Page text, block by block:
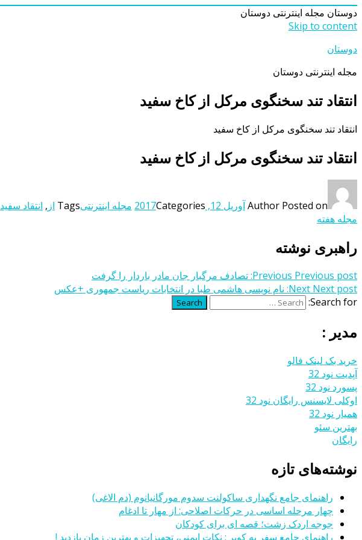
دوستان مجله اینترنتی دوستان
Skip to content
دوستان
مجله اینترنتی دوستان
انتقاد تند سخنگوی مرکل از کاخ سفید
انتقاد تند سخنگوی مرکل از کاخ سفید
انتقاد تند سخنگوی مرکل از کاخ سفید
Author Posted on آوریل 12, 2017 Categories مجله اینترنتیTags از , انتقاد سفید
مجله هفته
راهبری نوشته
Previous Previous post:
تصادف مرگبار جان مادر باردار را گرفت
Next Next post:
نام نویسی هاشمی طبا در انتخابات ریاست جمهوری +عکس
Search for:
Search
مدیر :
خرید بک لینک فالو
آپدیت نود 32
پسورد نود 32
اوکلی لایسنس رایگان نود 32
همیار نود 32
بهترین سئو
رایگان
نوشته‌های تازه
راهنمای جامع نگهداری ساکولنت سدوم مورگانیانوم (دم الاغی)
چهار مرحله اساسی در حرکات اصلاحی: از مهار تا ادغام
جوجه اردک زشت؛ قصه ای برای کودکان
راهنمای جامع سفر به کویر : نکات ایمنی، تجهیزات و بهترین زمان بازدید !